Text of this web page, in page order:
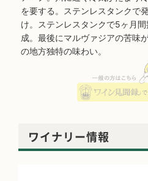
を要する。ステンレスタンクで
け。ステンレスタンクで5ヶ月
成。最後にマルヴァジアの苦味
の地方独特の味わい。
ワイナリー情報